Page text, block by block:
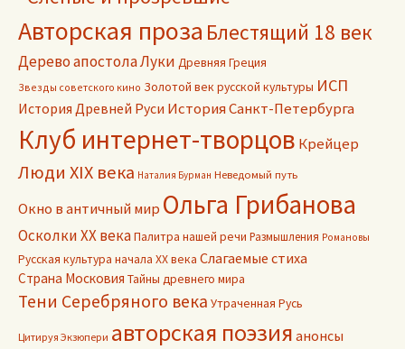
Авторская проза Блестящий 18 век
Дерево апостола Луки Древняя Греция
Звезды советского кино Золотой век русской культуры ИСП
История Древней Руси История Санкт-Петербурга
Клуб интернет-творцов Крейцер
Люди XIX века Наталия Бурман Неведомый путь
Окно в античный мир Ольга Грибанова
Осколки ХХ векаПалитра нашей речи Размышления Романовы
Русская культура начала ХХ века Слагаемые стиха
Страна Московия Тайны древнего мира
Тени Серебряного века Утраченная Русь
Цитируя Экзюпери авторская поэзия анонсы